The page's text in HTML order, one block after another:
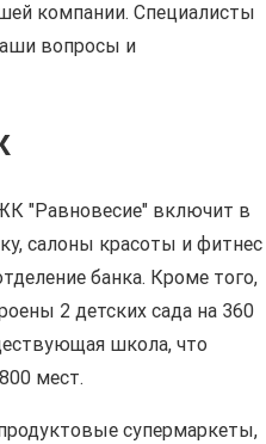
компании. Специалисты
вопросы и
"Равновесие" включит в
салоны красоты и фитнес
банка. Кроме того,
2 детских сада на 360
школа, что
мест.
супермаркеты,